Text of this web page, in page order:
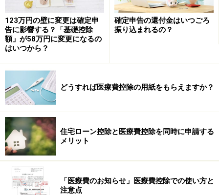
きます）の提示又は提出を求める場合があります。
医療費のレシートの提出はできないので注
意
なお、経過措置として、平成29年分から令和元年（2019
年）分までの確定申告については、明細書を確定申告書
に添付せず、領収書を確定申告書に添付するか、確定申
告書を提出する際に提示することによることもできてい
ましたが、令和2年(2020年)分からはできなくなりまし
た。
123万円の壁に変更は確定申
告に影響する？「基礎控除
額」が58万円に変更になるの
はいつから？
確定申告の還付金はいつごろ
振り込まれるの？
どうすれば医療費控除の用紙をもらえますか？
住宅ローン控除と医療費控除を同時に申請する
メリット
「医療費のお知らせ」医療費控除での使い方と
注意点